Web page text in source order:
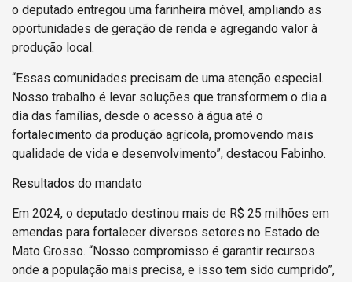
o deputado entregou uma farinheira móvel, ampliando as
oportunidades de geração de renda e agregando valor à
produção local.
“Essas comunidades precisam de uma atenção especial.
Nosso trabalho é levar soluções que transformem o dia a
dia das famílias, desde o acesso à água até o
fortalecimento da produção agrícola, promovendo mais
qualidade de vida e desenvolvimento”, destacou Fabinho.
Resultados do mandato
Em 2024, o deputado destinou mais de R$ 25 milhões em
emendas para fortalecer diversos setores no Estado de
Mato Grosso. “Nosso compromisso é garantir recursos
onde a população mais precisa, e isso tem sido cumprido”,